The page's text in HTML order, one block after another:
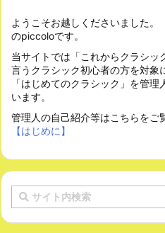
ようこそお越しくださいました。
のpiccoloです。
当サイトでは「これからクラシッ
言うクラシック初心者の方を対象
「はじめてのクラシック」を管
います。
管理人の自己紹介等はこちらをご
【はじめに】